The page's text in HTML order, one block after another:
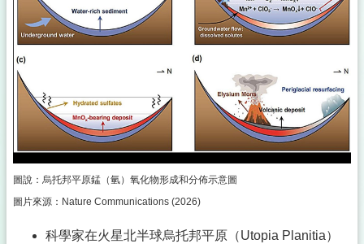
圖說：烏托邦平原錳（氫）氧化物形成和分佈示意圖
圖片來源：Nature Communications (2026)
科學家在火星北半球烏托邦平原（Utopia Planitia）